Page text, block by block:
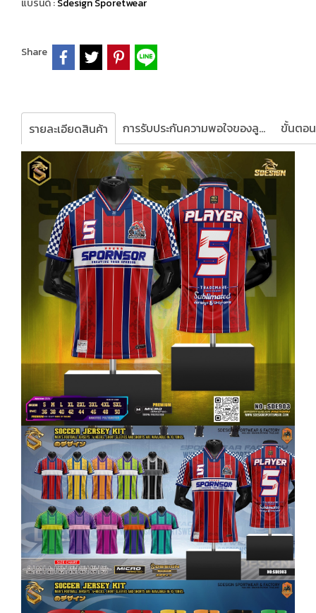
แบรนด์ :Sdesign Sporetwear
Share
รายละเอียดสินค้า การรับประกันความพอใจของลูกค้า